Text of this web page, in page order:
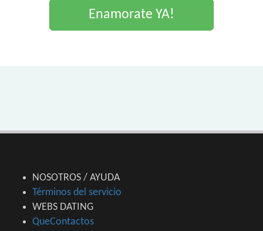
Enamorate YA!
NOSOTROS / AYUDA
Términos del servicio
WEBS DATING
QueContactos